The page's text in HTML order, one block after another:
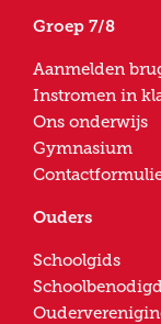
Groep 7/8
Aanmelden
Instromen in
Ons onderwijs
Gymnasium
Ouders
Schoolgids